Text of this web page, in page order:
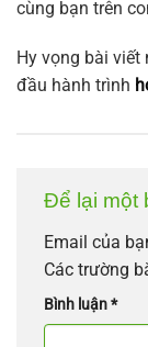
cùng bạn trên
Hy vọng bài
đầu hành trình
Để lại một
Email của
Các trường
Bình luận*